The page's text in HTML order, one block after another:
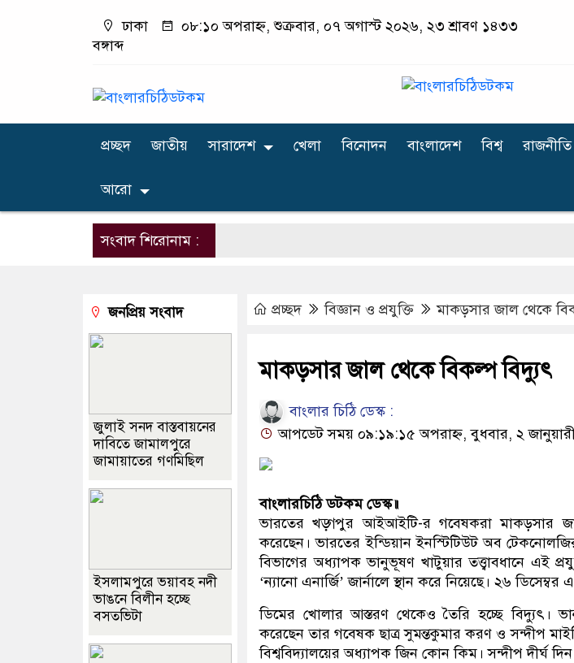
ঢাকা
০৮:১০ অপরাহ্ন, শুক্রবার, ০৭ অগাস্ট ২০২৬, ২৩ শ্রাবণ ১৪৩৩
বঙ্গাব্দ
প্রচ্ছদ জাতীয় সারাদেশ খেলা বিনোদন বাংলাদেশ বিশ্ব রাজনীতি
আরো
সংবাদ শিরোনাম :
প্রচ্ছদ বিজ্ঞান ও প্রযুক্তি মাকড়সার জাল থেকে
মাকড়সার জাল থেকে বিকল্প বিদ্যুৎ
বাংলার চিঠি ডেস্ক :
আপডেট সময় ০৯:১৯:১৫ অপরাহ্ন, বুধবার, ২
বাংলারচিঠি ডটকম ডেস্ক॥
ভারতের খড়্গপুর আইআইটি-র গবেষকরা মাকড়সার
করেছেন। ভারতের ইন্ডিয়ান ইনস্টিটিউট অব
বিভাগের অধ্যাপক ভানুভূষণ খাটুয়ার তত্ত্বাবধানে এই
‘ন্যানো এনার্জি’ জার্নালে স্থান করে নিয়েছে। ২৬ ডিসেম্বর
ডিমের খোলার আস্তরণ থেকেও তৈরি হচ্ছে বিদ্যুৎ।
করেছেন তার গবেষক ছাত্র সুমন্তকুমার করণ ও সন্দীপ
বিশ্ববিদ্যালয়ের অধ্যাপক জিন কোন কিম। সন্দীপ দীর্ঘ
জনপ্রিয় সংবাদ
জুলাই সনদ বাস্তবায়নের
দাবিতে জামালপুরে
জামায়াতের গণমিছিল
ইসলামপুরে ভয়াবহ নদী
ভাঙনে বিলীন হচ্ছে
বসতভিটা